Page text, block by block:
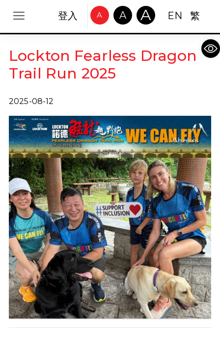
登入 A A A EN 繁
Lockton Fearless Dragon
Trail Run 2025
2025-08-12